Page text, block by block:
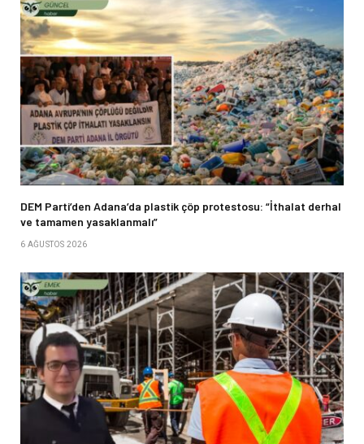
DEM Parti’den Adana’da plastik çöp protestosu: “İthalat derhal
ve tamamen yasaklanmalı”
6 AĞUSTOS 2026